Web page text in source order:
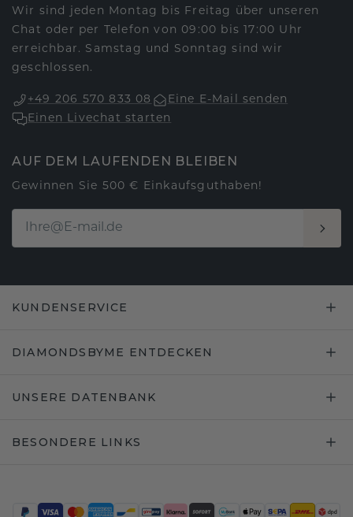
Wir sind jeden Montag bis Freitag über unseren
Chat oder per Telefon von 09:00 bis 17:00 Uhr
erreichbar. Samstag und Sonntag sind wir
geschlossen.
+49 206 570 833 08
Eine E-Mail senden
Einen Livechat starten
AUF DEM LAUFENDEN BLEIBEN
Gewinnen Sie 500 € Einkaufsguthaben!
KUNDENSERVICE
DIAMONDSBYME ENTDECKEN
UNSERE DATENBANK
BESONDERE LINKS